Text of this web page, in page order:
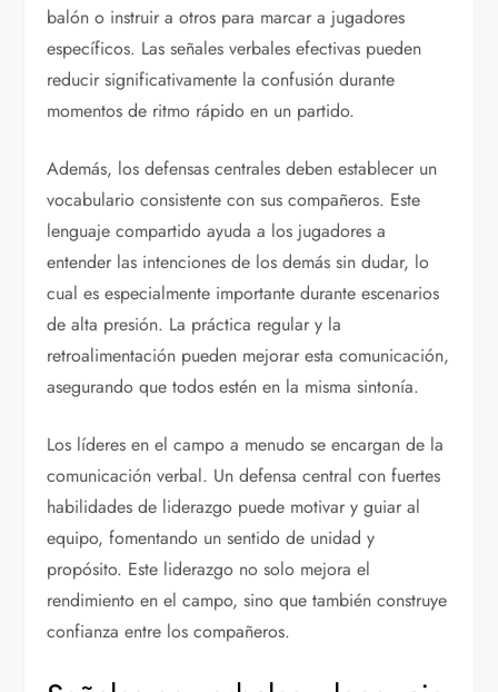
balón o instruir a otros para marcar a jugadores
específicos. Las señales verbales efectivas pueden
reducir significativamente la confusión durante
momentos de ritmo rápido en un partido.
Además, los defensas centrales deben establecer un
vocabulario consistente con sus compañeros. Este
lenguaje compartido ayuda a los jugadores a
entender las intenciones de los demás sin dudar, lo
cual es especialmente importante durante escenarios
de alta presión. La práctica regular y la
retroalimentación pueden mejorar esta comunicación,
asegurando que todos estén en la misma sintonía.
Los líderes en el campo a menudo se encargan de la
comunicación verbal. Un defensa central con fuertes
habilidades de liderazgo puede motivar y guiar al
equipo, fomentando un sentido de unidad y
propósito. Este liderazgo no solo mejora el
rendimiento en el campo, sino que también construye
confianza entre los compañeros.